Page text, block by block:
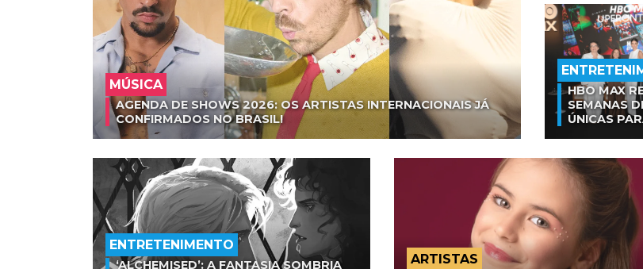
MÚSICA
AGENDA DE SHOWS 2026: OS ARTISTAS INTERNACIONAIS JÁ
CONFIRMADOS NO BRASIL!
HBO MAX
SEMANAS
ÚNICAS
ENTRETENIMENTO
‘ALCHEMISED’: A FANTASIA SOMBRIA
ARTISTAS